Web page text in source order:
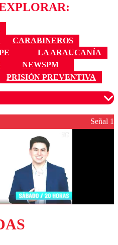
CARABINEROS
LA ARAUCANÍA
NEWSPM
PRISIÓN PREVENTIVA
para garantizar un
respetuoso.
Señal 1